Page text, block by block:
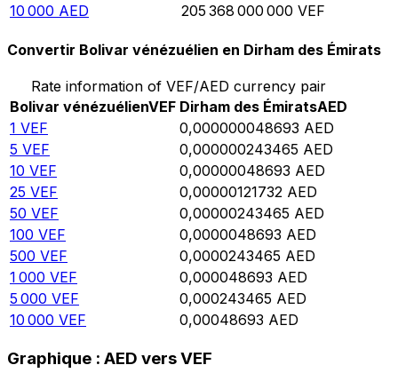
10 000 AED 205 368 000 000 VEF
Convertir Bolivar vénézuélien en Dirham des Émirats
Rate information of VEF/AED currency pair
Bolivar vénézuélienVEF Dirham des ÉmiratsAED
1 VEF 0,000000048693 AED
5 VEF 0,000000243465 AED
10 VEF 0,00000048693 AED
25 VEF 0,00000121732 AED
50 VEF 0,00000243465 AED
100 VEF 0,0000048693 AED
500 VEF 0,0000243465 AED
1 000 VEF 0,000048693 AED
5 000 VEF 0,000243465 AED
10 000 VEF 0,00048693 AED
Graphique : AED vers VEF